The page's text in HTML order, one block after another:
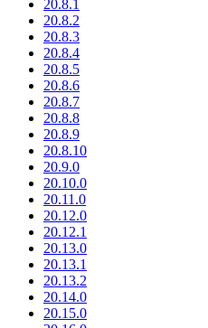
20.8.1
20.8.2
20.8.3
20.8.4
20.8.5
20.8.6
20.8.7
20.8.8
20.8.9
20.8.10
20.9.0
20.10.0
20.11.0
20.12.0
20.12.1
20.13.0
20.13.1
20.13.2
20.14.0
20.15.0